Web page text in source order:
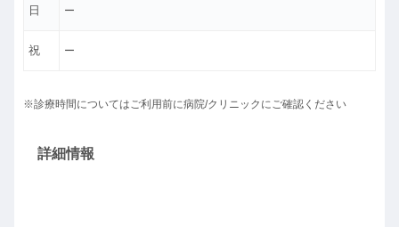
日 ー
祝 ー
※診療時間についてはご利用前に病院/クリニックにご確認ください
詳細情報